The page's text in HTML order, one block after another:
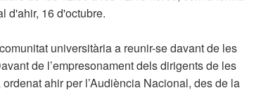
d'ahir, 16 d'octubre.
universitària a reunir-se davant de les
de l’empresonament dels dirigents de les
ahir per l’Audiència Nacional, des de la